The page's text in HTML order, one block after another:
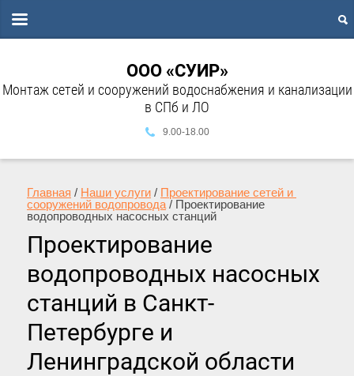
ООО «СУИР»
Монтаж сетей и сооружений водоснабжения и канализации
в СПб и ЛО
9.00-18.00
Главная / Наши услуги / Проектирование сетей и
сооружений водопровода / Проектирование
водопроводных насосных станций
Проектирование
водопроводных насосных
станций в Санкт-
Петербурге и
Ленинградской области